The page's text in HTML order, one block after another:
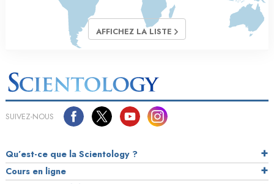
AFFICHEZ LA LISTE
SUIVEZ-NOUS
Qu’est-ce que la Scientology ?
Cours en ligne